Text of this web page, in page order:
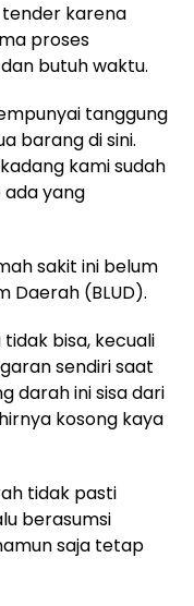
tender karena
proses
butuh waktu.
tanggung
barang di sini.
kami sudah
yang
sakit ini belum
Daerah (BLUD).
bisa, kecuali
sendiri saat
darah ini sisa dari
kosong kaya
tidak pasti
berasumsi
saja tetap